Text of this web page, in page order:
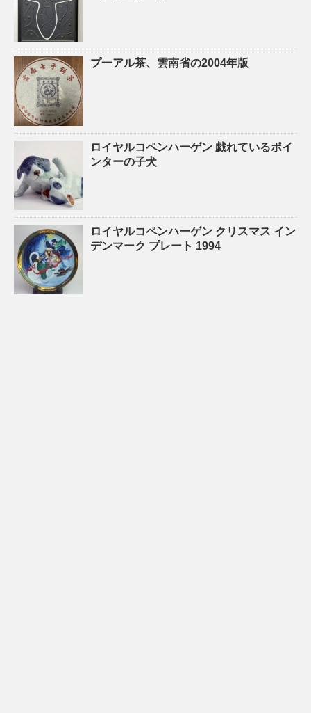
プ一アル茶、雲南省の2004年版
ロイヤルコペンハーゲン 戯れているポイ
ンターの子犬
ロイヤルコペンハーゲン クリスマス イン
デンマーク プレート 1994